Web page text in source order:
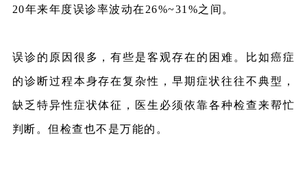
20年来年度误诊率波动在26%~31%之间。
误诊的原因很多，有些是客观存在的困难。比如癌症
的诊断过程本身存在复杂性，早期症状往往不典型，
缺乏特异性症状体征，医生必须依靠各种检查来帮忙
判断。但检查也不是万能的。